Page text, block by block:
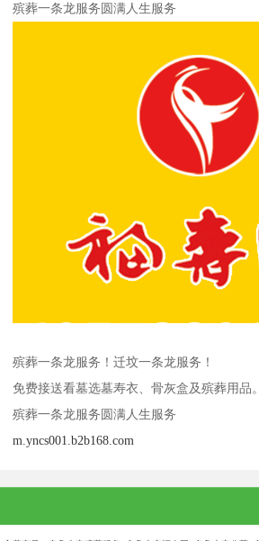
殡葬一条龙服务圆满人生服务
殡葬一条龙服务！迁坟一条龙服务！
免费接送看墓选墓寿衣、骨灰盒及殡葬用品。
殡葬一条龙服务圆满人生服务
m.yncs001.b2b168.com